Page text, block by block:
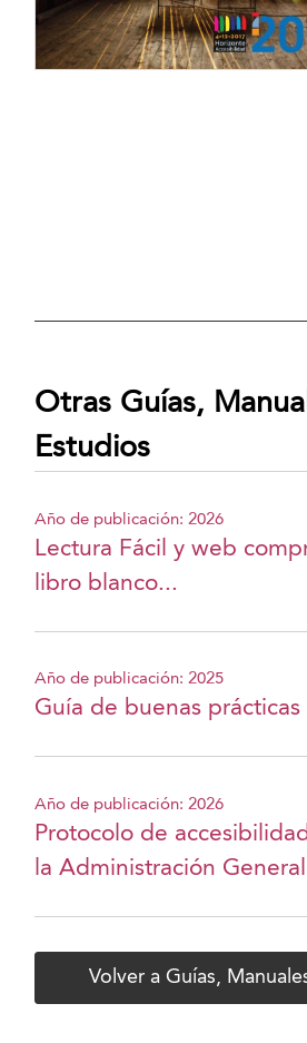
Otras Guías,
Estudios
Año de publicación: 2026
Lectura Fácil y web
libro blanco...
Año de publicación: 2025
Guía de buenas
Año de publicación: 2026
Protocolo de
la Administración
Volver a Guías,